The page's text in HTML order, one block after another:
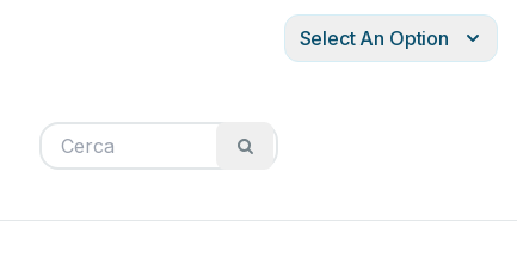
Select An Option